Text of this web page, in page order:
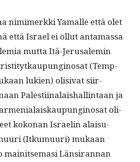
nim­imerk­ki Yamalle että olet
että Israel ei ollut anta­mas­sa
mut­ta Itä-Jerusalemin
(Temp­
lukien) oli­si­vat siir­
Palesti­inalaishallintaan ja
oli­
koko­nan Israelin alaisu­
(Itku­muuri) mukaan
mainit­se­masi Län­sir­an­nan